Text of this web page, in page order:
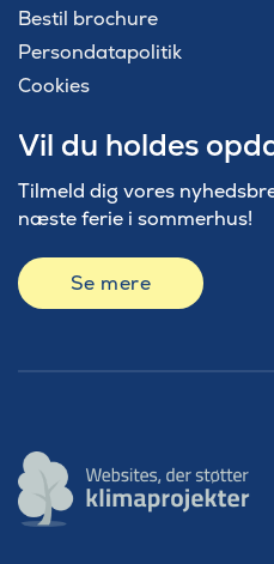
Bestil brochure
Persondatapolitik
Cookies
Vil du holdes
Tilmeld dig vores
næste ferie i sommerhus!
Se mere